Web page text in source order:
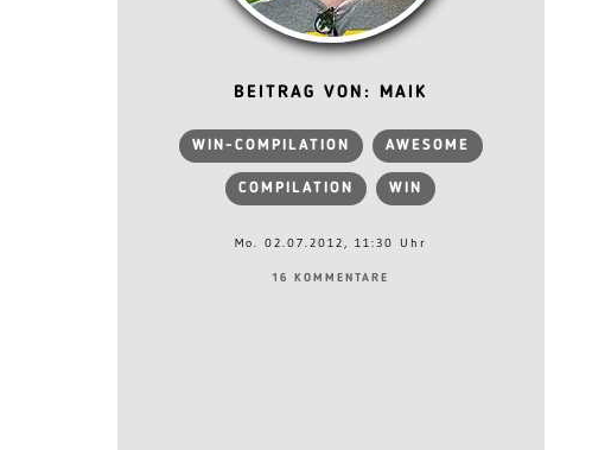
BEITRAG VON: MAIK
WIN-COMPILATION AWESOME
COMPILATION WIN
Mo. 02.07.2012, 11:30 Uhr
16 KOMMENTARE